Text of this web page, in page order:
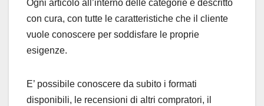
Ogni articolo all’interno delle categorie è descritto
con cura, con tutte le caratteristiche che il cliente
vuole conoscere per soddisfare le proprie
esigenze.
E’ possibile conoscere da subito i formati
disponibili, le recensioni di altri compratori, il